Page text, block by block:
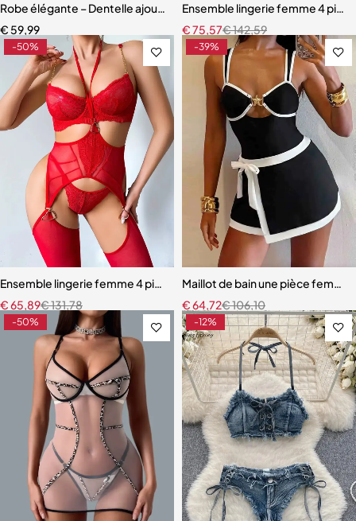
Robe élégante – Dentelle ajourée avec fente haute et effet
€ 59,99
Ensemble lingerie femme 4
€142,59
€75,57
-50%
Ensemble lingerie femme 4 pièces – Dentelle rouge avec chaînes
€131,78
€65,89
-39%
Maillot de bain une pièce
€106,10
€64,72
-50% -12%